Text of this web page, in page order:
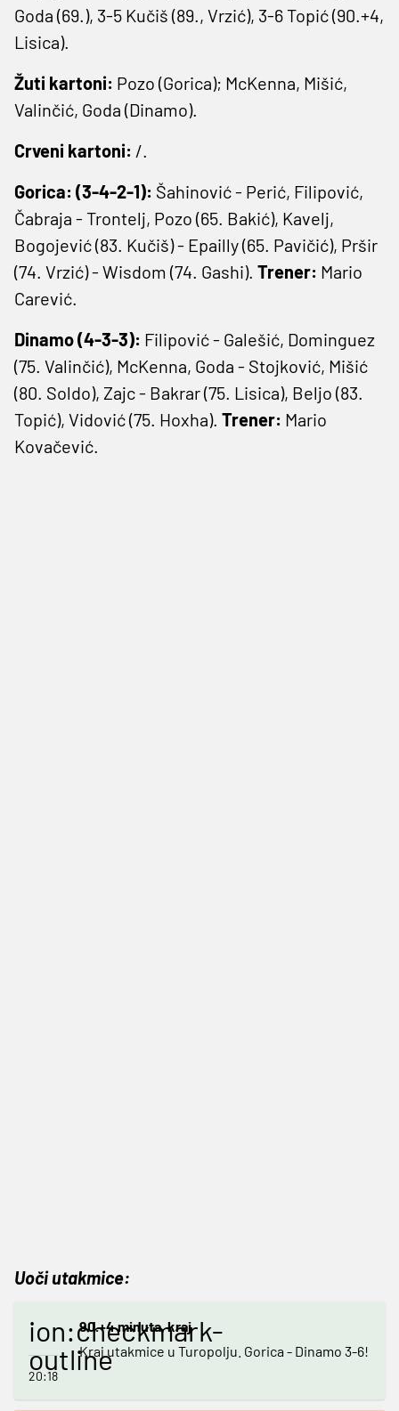
Goda (69.), 3-5 Kučiš (89., Vrzić), 3-6 Topić (90.+4,
Lisica).
Žuti kartoni: Pozo (Gorica); McKenna, Mišić,
Valinčić, Goda (Dinamo).
Crveni kartoni: /.
Gorica: (3-4-2-1): Šahinović - Perić, Filipović,
Čabraja - Trontelj, Pozo (65. Bakić), Kavelj,
Bogojević (83. Kučiš) - Epailly (65. Pavičić), Pršir
(74. Vrzić) - Wisdom (74. Gashi). Trener: Mario
Carević.
Dinamo (4-3-3): Filipović - Galešić, Dominguez
(75. Valinčić), McKenna, Goda - Stojković, Mišić
(80. Soldo), Zajc - Bakrar (75. Lisica), Beljo (83.
Topić), Vidović (75. Hoxha). Trener: Mario
Kovačević.
Uoči utakmice:
ion:checkmark-
outline
20:18
90.+4 minuta, kraj
Kraj utakmice u Turopolju. Gorica - Dinamo 3-6!